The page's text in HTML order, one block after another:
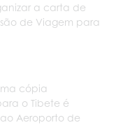
a carta de
de Viagem para
cópia
o Tibete é
Aeroporto de